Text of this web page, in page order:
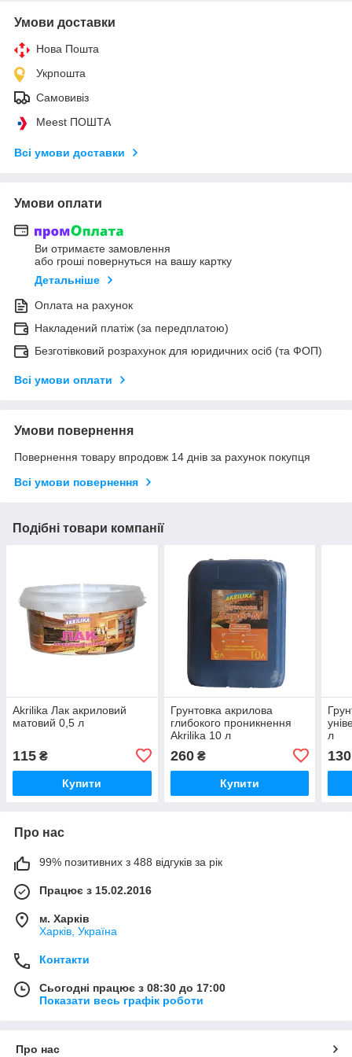
Умови доставки
Нова Пошта
Укрпошта
Самовивіз
Meest ПОШТА
Всі умови доставки
Умови оплати
Ви отримаєте замовлення
або гроші повернуться на вашу картку
Детальніше
Оплата на рахунок
Накладений платіж (за передплатою)
Безготівковий розрахунок для юридичних осіб (та ФОП)
Всі умови оплати
Умови повернення
Повернення товару впродовж 14 днів за рахунок покупця
Всі умови повернення
Подібні товари компанії
Akrilika Лак акриловий
матовий 0,5 л
115 ₴
Купити
Грунтовка акрилова
глибокого проникнення
Akrilika 10 л
260₴
Купити
л
130
Про нас
99% позитивних з 488 відгуків за рік
Працює з 15.02.2016
м. Харків
Харків, Україна
Контакти
Сьогодні працює з 08:30 до 17:00
Показати весь графік роботи
Про нас